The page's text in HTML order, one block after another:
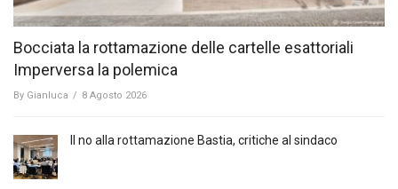
Bocciata la rottamazione delle cartelle esattoriali
Imperversa la polemica
By Gianluca / 8 Agosto 2026
Il no alla rottamazione Bastia, critiche al sindaco